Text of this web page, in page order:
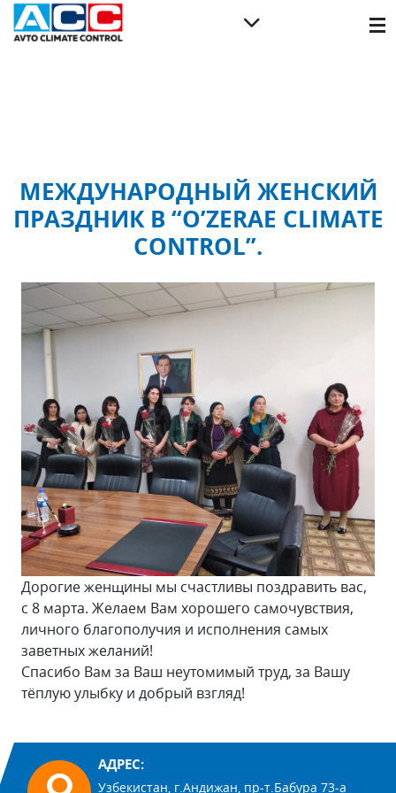
МЕЖДУНАРОДНЫЙ ЖЕНСКИЙ
ПРАЗДНИК В “O’ZERAE CLIMATE
CONTROL”.
Дорогие женщины мы счастливы поздравить вас,
с 8 марта. Желаем Вам хорошего самочувствия,
личного благополучия и исполнения самых
заветных желаний!
Спасибо Вам за Ваш неутомимый труд, за Вашу
тёплую улыбку и добрый взгляд!
АДРЕС:
Узбекистан, г.Андижан, пр-т.Бабура 73-а